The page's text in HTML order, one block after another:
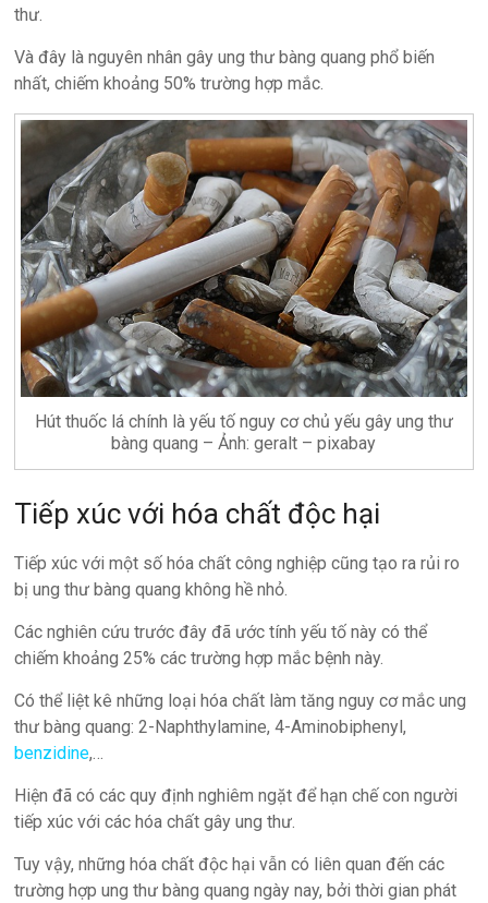
thư.
Và đây là nguyên nhân gây ung thư bàng quang phổ biến
nhất, chiếm khoảng 50% trường hợp mắc.
Hút thuốc lá chính là yếu tố nguy cơ chủ yếu gây ung thư
bàng quang – Ảnh: geralt – pixabay
Tiếp xúc với hóa chất độc hại
Tiếp xúc với một số hóa chất công nghiệp cũng tạo ra rủi ro
bị ung thư bàng quang không hề nhỏ.
Các nghiên cứu trước đây đã ước tính yếu tố này có thể
chiếm khoảng 25% các trường hợp mắc bệnh này.
Có thể liệt kê những loại hóa chất làm tăng nguy cơ mắc ung
thư bàng quang: 2-Naphthylamine, 4-Aminobiphenyl,
benzidine,…
Hiện đã có các quy định nghiêm ngặt để hạn chế con người
tiếp xúc với các hóa chất gây ung thư.
Tuy vậy, những hóa chất độc hại vẫn có liên quan đến các
trường hợp ung thư bàng quang ngày nay, bởi thời gian phát